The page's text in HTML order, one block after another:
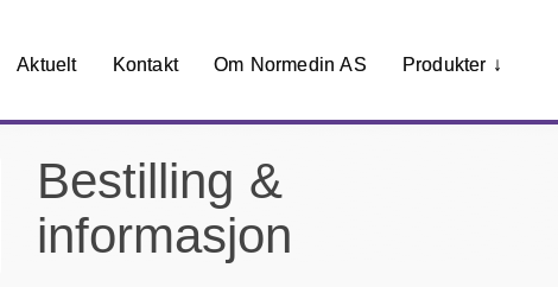
Aktuelt Kontakt Om Normedin AS Produkter ↓
Bestilling &
informasjon